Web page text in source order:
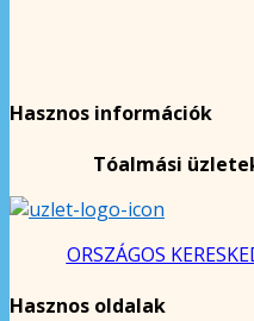
Hasznos információk
Tóalmási
ORSZÁGOS
Hasznos oldalak